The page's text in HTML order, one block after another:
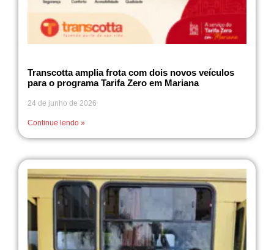
Transcotta amplia frota com dois novos veículos
para o programa Tarifa Zero em Mariana
24 de junho de 2026
Continue lendo »